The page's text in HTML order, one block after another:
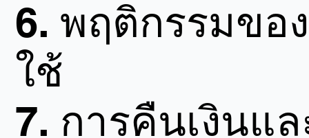
6. พฤติกรรมขอ
ใช้
7. การคืนเงินแ